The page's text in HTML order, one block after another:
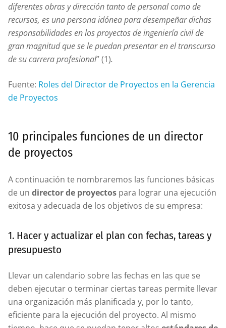
diferentes obras y dirección tanto de personal como de
recursos, es una persona idónea para desempeñar dichas
responsabilidades en los proyectos de ingeniería civil de
gran magnitud que se le puedan presentar en el transcurso
de su carrera profesional” (1).
Fuente: Roles del Director de Proyectos en la Gerencia
de Proyectos
10 principales funciones de un director
de proyectos
A continuación te nombraremos las funciones básicas
de un director de proyectos para lograr una ejecución
exitosa y adecuada de los objetivos de su empresa:
1. Hacer y actualizar el plan con fechas, tareas y
presupuesto
Llevar un calendario sobre las fechas en las que se
deben ejecutar o terminar ciertas tareas permite llevar
una organización más planificada y, por lo tanto,
eficiente para la ejecución del proyecto. Al mismo